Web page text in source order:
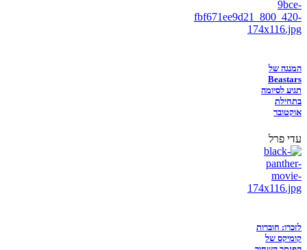
המנגה של
Beastars
תגיע לסיומה
בתחילת
אוקטובר
עדי פרל
לזכרו: חוברות
קומיקס של